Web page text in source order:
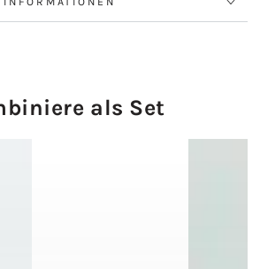
als Set